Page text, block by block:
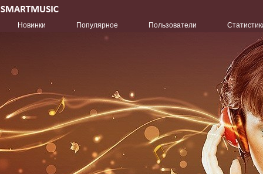
Новинки Популярное Пользователи